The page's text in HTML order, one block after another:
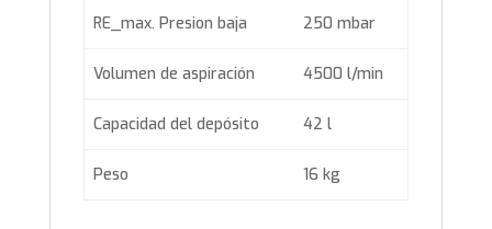
RE_max. Presion baja 250 mbar
Volumen de aspiración 4500 l/min
Capacidad del depósito 42 l
Peso 16 kg